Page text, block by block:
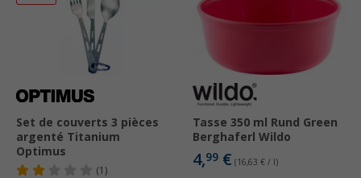
Set de couverts 3 pièces
argenté Titanium
Optimus
(1)
Tasse 350 ml Rund Green
Berghaferl Wildo
4,99 € (16,63 € / l)